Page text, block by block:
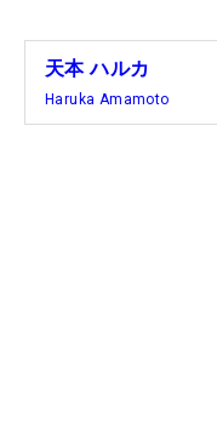
天本 ハルカ
Haruka Amamoto